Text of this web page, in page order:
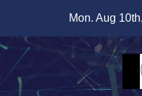
content
Mon. Aug